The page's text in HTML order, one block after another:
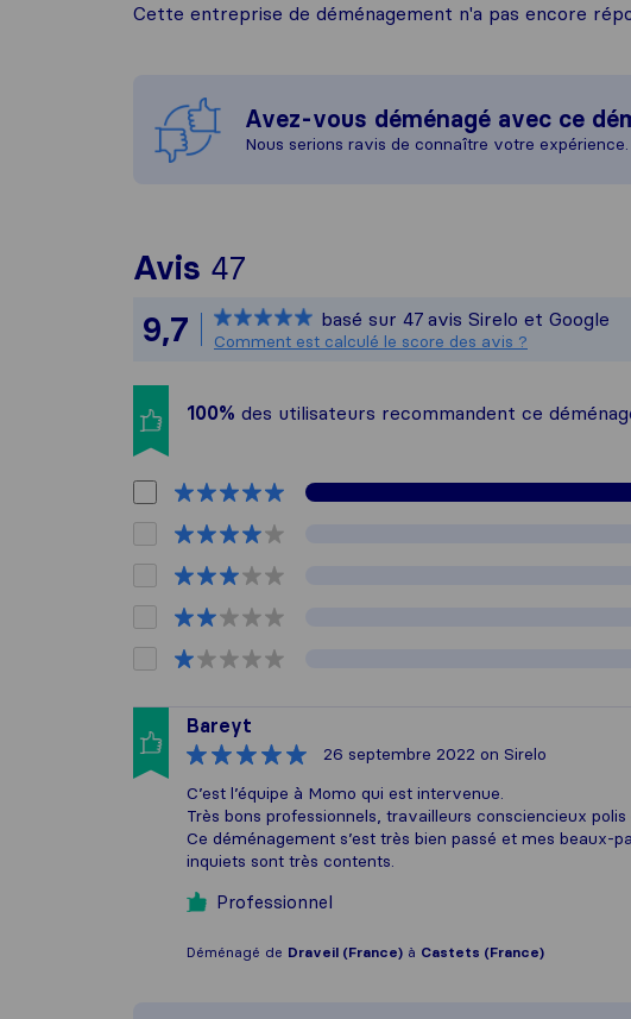
Cette entreprise de déménagement n'a pas encore
Avez-vous déménagé avec ce
Nous serions ravis de connaître votre expérience.
Avis 47
Sirelo n'est pas
Tous les avis recueillis
9,7 basé sur 47 avis Sirelo et Google
Comment est calculé le score des avis ?
100% des utilisateurs recommandent ce
Bareyt
26 septembre 2022 on Sirelo
C’est l’équipe à Momo qui est intervenue.
Très bons professionnels, travailleurs consciencieux
Ce déménagement s’est très bien passé et mes beaux-
inquiets sont très contents.
Professionnel
Déménagé de Draveil (France) à Castets (France)